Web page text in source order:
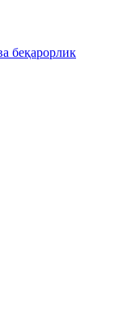
беқарорлик